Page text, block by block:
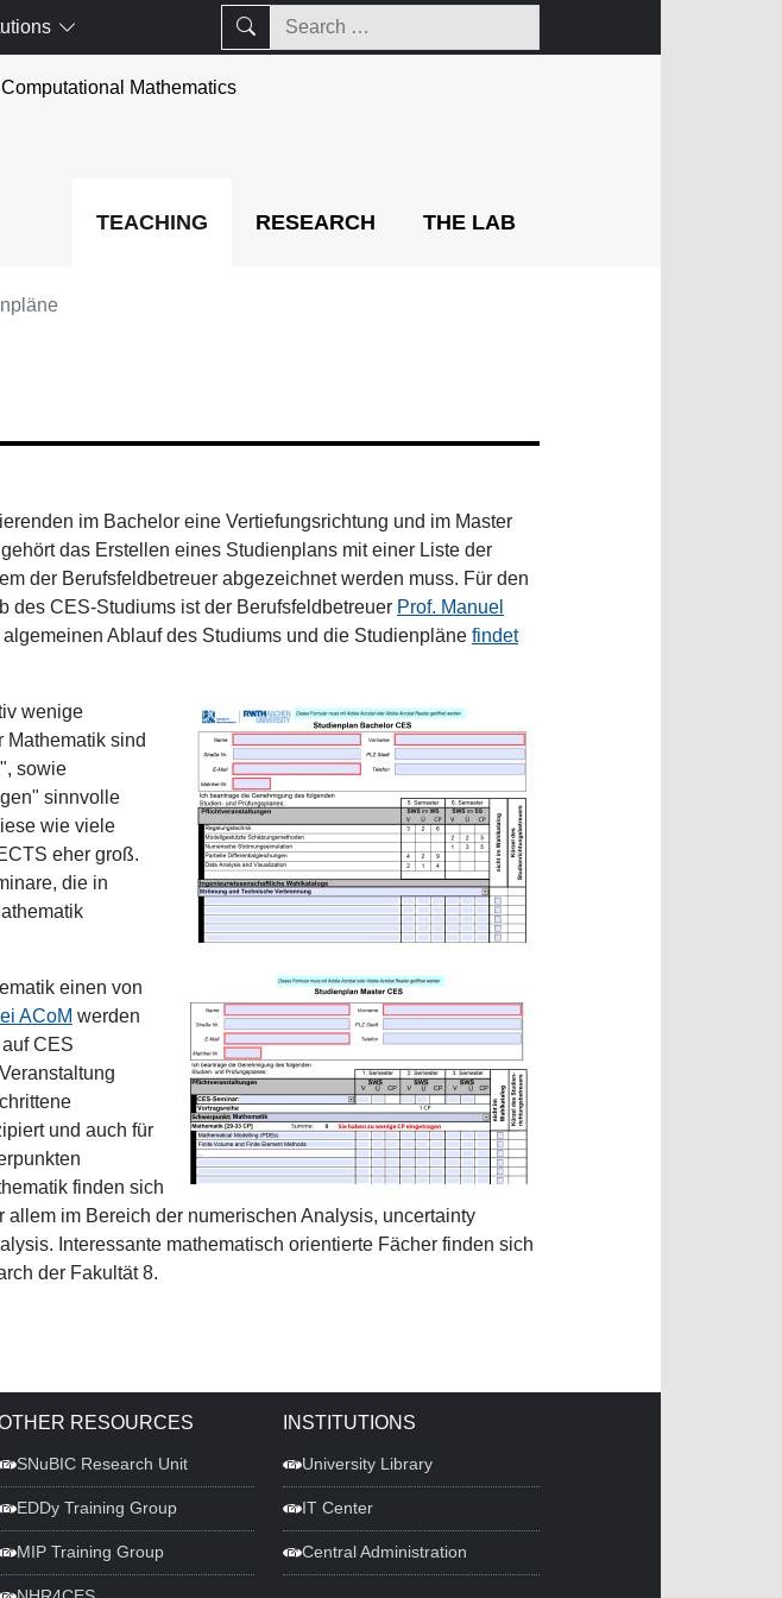
Mathematics
TEACHING RESEARCH THE LAB
im Bachelor eine Vertiefungsrichtung und im Master
das Erstellen eines Studienplans mit einer Liste der
der Berufsfeldbetreuer abgezeichnet werden muss. Für den
des CES-Studiums ist der Berufsfeldbetreuer Prof. Manuel
Ablauf des Studiums und die Studienpläne findet
wenige
Mathematik sind
sowie
sinnvolle
wie viele
eher groß.
die in
einen von
ACoM werden
CES
und auch für
finden sich
im Bereich der numerischen Analysis, uncertainty
Interessante mathematisch orientierte Fächer finden sich
der Fakultät 8.
RESOURCES
SNuBIC Research Unit
EDDy Training Group
MIP Training Group
INSTITUTIONS
University Library
IT Center
Central Administration